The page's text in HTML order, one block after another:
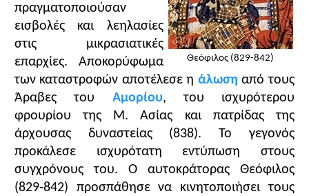
αραβικού πληθυσμού είναι άλλοτε εχθρικές και
άλλοτε φιλικές. Οι επιγαμίες δεν ήταν σπάνιες) και
η γλώσσα αντιπροσώπευε ένα μεικτό ιδίωμα με
πολλά δάνεια από τους γείτονες κλπ. (πέμπτη
ερώτηση).
Κλείσιμο
Θεόφιλος (829-842)
πραγματοποιούσαν
εισβολές και λεηλασίες
στις μικρασιατικές
επαρχίες. Αποκορύφωμα
των καταστροφών αποτέλεσε η άλωση από τους
Άραβες του Αμορίου, του ισχυρότερου
φρουρίου της Μ. Ασίας και πατρίδας της
άρχουσας δυναστείας (838). Το γεγονός
προκάλεσε ισχυρότατη εντύπωση στους
συγχρόνους του. Ο αυτοκράτορας Θεόφιλος
(829-842) προσπάθησε να κινητοποιήσει τους